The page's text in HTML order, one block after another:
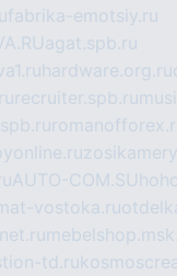
fabrika-emotsiy.ru
agat.spb.ru
hardware.org.ru
recruiter.spb.ru
AUTO-COM.SU
vostoka.ru
td.ru